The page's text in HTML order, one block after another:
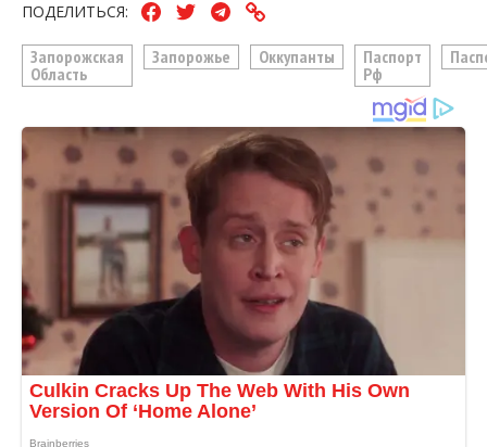
ПОДЕЛИТЬСЯ:
Запорожская
Область
Запорожье Оккупанты
Паспорт
Рф